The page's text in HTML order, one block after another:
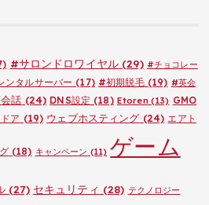
#サロンドロワイヤル(29) #チョコレー
ンタルサーバー (17) #初期脱毛(19) #英会
話 (24) DNS設定 (18) Etoren(13) GMO
ア (19) ウェブホスティング (24) エアト
(18) キャンペーン (11) ゲーム
(27) セキュリティ (28) テクノロジー